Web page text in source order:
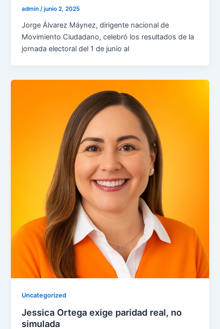
admin/junio 2, 2025
Jorge Álvarez Máynez, dirigente nacional de
Movimiento Ciudadano, celebró los resultados de la
jornada electoral del 1 de junio al
Uncategorized
Jessica Ortega exige paridad real, no
simulada